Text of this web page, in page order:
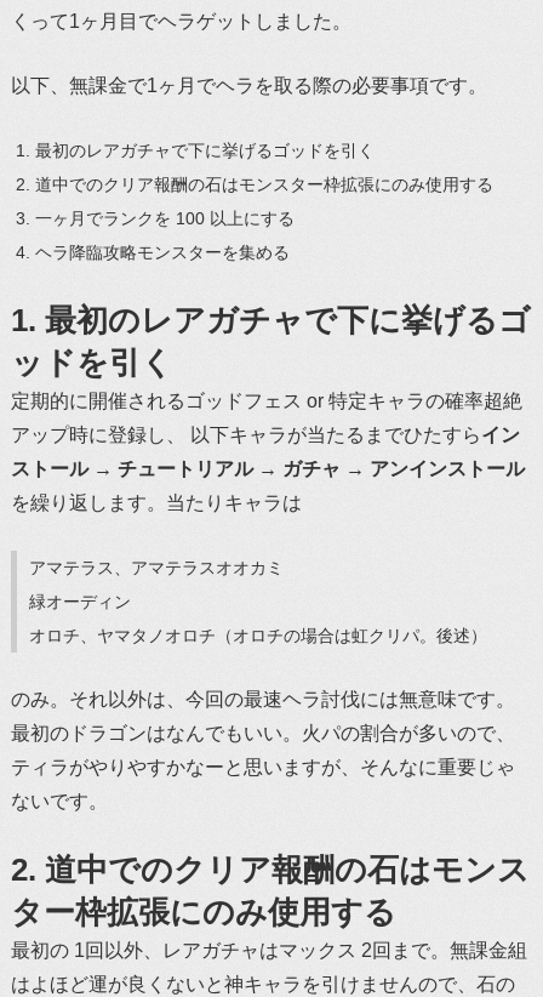
くって1ヶ月目でヘラゲットしました。
以下、無課金で1ヶ月でヘラを取る際の必要事項です。
最初のレアガチャで下に挙げるゴッドを引く
道中でのクリア報酬の石はモンスター枠拡張にのみ使用する
一ヶ月でランクを 100 以上にする
ヘラ降臨攻略モンスターを集める
1. 最初のレアガチャで下に挙げるゴ
ッドを引く
定期的に開催されるゴッドフェス or 特定キャラの確率超絶
アップ時に登録し、 以下キャラが当たるまでひたすらイン
ストール → チュートリアル → ガチャ → アンインストール
を繰り返します。当たりキャラは
アマテラス、アマテラスオオカミ
緑オーディン
オロチ、ヤマタノオロチ（オロチの場合は虹クリパ。後述）
のみ。それ以外は、今回の最速ヘラ討伐には無意味です。
最初のドラゴンはなんでもいい。火パの割合が多いので、
ティラがやりやすかなーと思いますが、そんなに重要じゃ
ないです。
2. 道中でのクリア報酬の石はモンス
ター枠拡張にのみ使用する
最初の 1回以外、レアガチャはマックス 2回まで。無課金組
はよほど運が良くないと神キャラを引けませんので、石の